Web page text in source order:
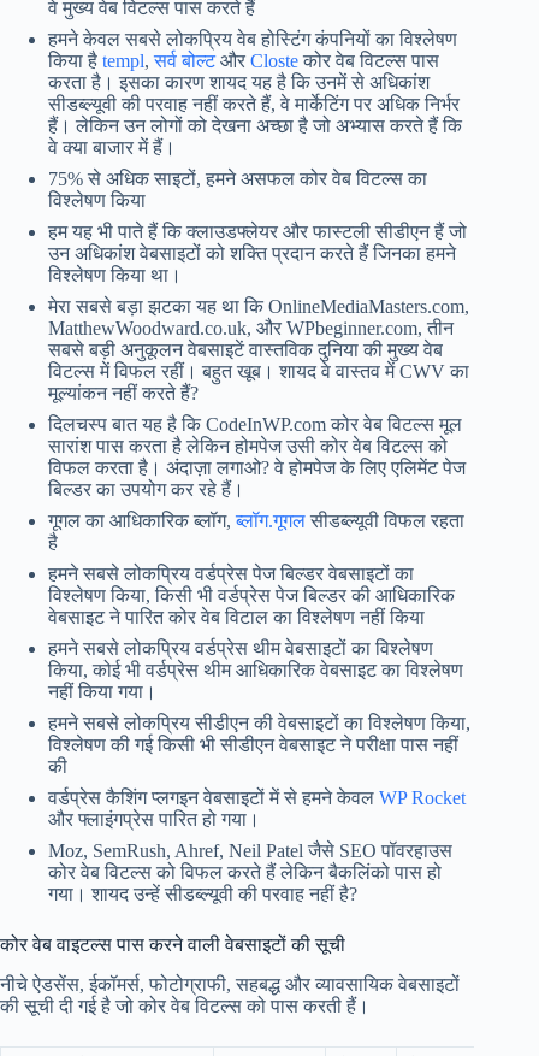
वे मुख्य वेब विटल्स पास करते हैं
हमने केवल सबसे लोकप्रिय वेब होस्टिंग कंपनियों का विश्लेषण
किया है templ,सर्व बोल्टऔर Closteकोर वेब विटल्स पास
करता है। इसका कारण शायद यह है कि उनमें से अधिकांश
सीडब्ल्यूवी की परवाह नहीं करते हैं, वे मार्केटिंग पर अधिक निर्भर
हैं। लेकिन उन लोगों को देखना अच्छा है जो अभ्यास करते हैं कि
वे क्या बाजार में हैं।
75% से अधिक साइटों, हमने असफल कोर वेब विटल्स का
विश्लेषण किया
हम यह भी पाते हैं कि क्लाउडफ्लेयर और फास्टली सीडीएन हैं जो
उन अधिकांश वेबसाइटों को शक्ति प्रदान करते हैं जिनका हमने
विश्लेषण किया था।
मेरा सबसे बड़ा झटका यह था कि OnlineMediaMasters.com,
MatthewWoodward.co.uk, और WPbeginner.com, तीन
सबसे बड़ी अनुकूलन वेबसाइटें वास्तविक दुनिया की मुख्य वेब
विटल्स में विफल रहीं। बहुत खूब। शायद वे वास्तव में CWV का
मूल्यांकन नहीं करते हैं?
दिलचस्प बात यह है कि CodeInWP.com कोर वेब विटल्स मूल
सारांश पास करता है लेकिन होमपेज उसी कोर वेब विटल्स को
विफल करता है। अंदाज़ा लगाओ? वे होमपेज के लिए एलिमेंट पेज
बिल्डर का उपयोग कर रहे हैं।
गूगल का आधिकारिक ब्लॉग,ब्लॉग.गूगलसीडब्ल्यूवी विफल रहता
है
हमने सबसे लोकप्रिय वर्डप्रेस पेज बिल्डर वेबसाइटों का
विश्लेषण किया, किसी भी वर्डप्रेस पेज बिल्डर की आधिकारिक
वेबसाइट ने पारित कोर वेब विटाल का विश्लेषण नहीं किया
हमने सबसे लोकप्रिय वर्डप्रेस थीम वेबसाइटों का विश्लेषण
किया, कोई भी वर्डप्रेस थीम आधिकारिक वेबसाइट का विश्लेषण
नहीं किया गया।
हमने सबसे लोकप्रिय सीडीएन की वेबसाइटों का विश्लेषण किया,
विश्लेषण की गई किसी भी सीडीएन वेबसाइट ने परीक्षा पास नहीं
की
वर्डप्रेस कैशिंग प्लगइन वेबसाइटों में से हमने केवल WP Rocket
और फ्लाइंगप्रेस पारित हो गया।
Moz, SemRush, Ahref, Neil Patel जैसे SEO पॉवरहाउस
कोर वेब विटल्स को विफल करते हैं लेकिन बैकलिंको पास हो
गया। शायद उन्हें सीडब्ल्यूवी की परवाह नहीं है?
कोर वेब वाइटल्स पास करने वाली वेबसाइटों की सूची
नीचे ऐडसेंस, ईकॉमर्स, फोटोग्राफी, सहबद्ध और व्यावसायिक वेबसाइटों
की सूची दी गई है जो कोर वेब विटल्स को पास करती हैं।